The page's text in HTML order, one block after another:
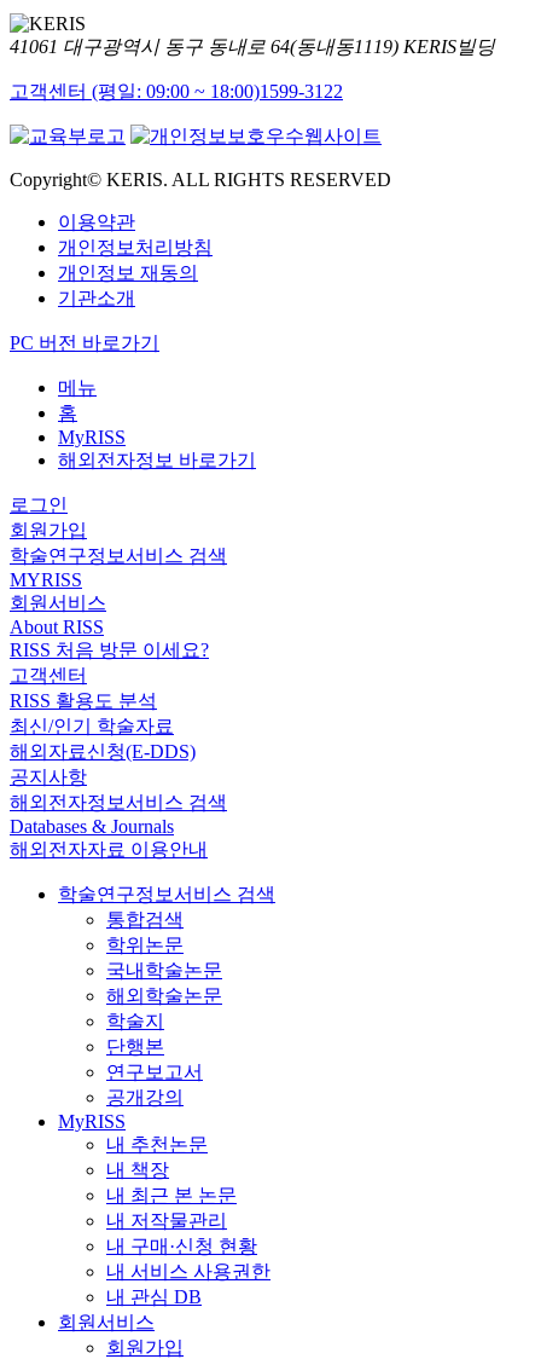
41061 대구광역시 동구 동내로 64(동내동1119) KERIS빌딩
고객센터 (평일: 09:00 ~ 18:00)1599-3122
Copyright© KERIS. ALL RIGHTS RESERVED
이용약관
개인정보처리방침
개인정보 재동의
기관소개
PC 버전 바로가기
메뉴
홈
MyRISS
해외전자정보 바로가기
로그인
회원가입
학술연구정보서비스 검색
MYRISS
회원서비스
About RISS
RISS 처음 방문 이세요?
고객센터
RISS 활용도 분석
최신/인기 학술자료
해외자료신청(E-DDS)
공지사항
해외전자정보서비스 검색
Databases & Journals
해외전자자료 이용안내
학술연구정보서비스 검색
통합검색
학위논문
국내학술논문
해외학술논문
학술지
단행본
연구보고서
공개강의
MyRISS
내 추천논문
내 책장
내 최근 본 논문
내 저작물관리
내 구매·신청 현황
내 서비스 사용권한
내 관심 DB
회원서비스
회원가입